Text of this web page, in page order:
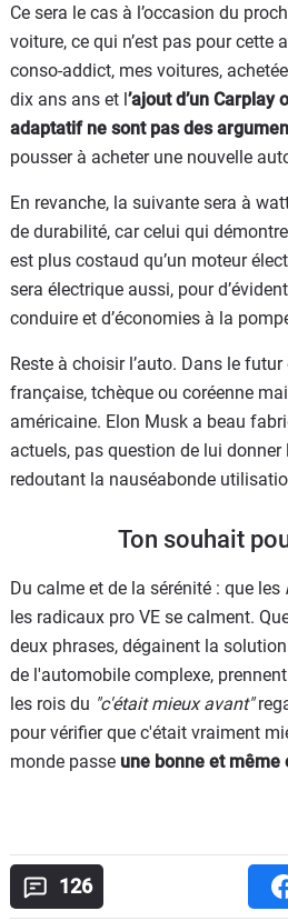
Ce sera le cas à l’occasion du
voiture, ce qui n’est pas pour cette
conso-addict, mes voitures,
dix ans ans et l’ajout d’un Carplay
adaptatif ne sont pas des
pousser à acheter une nouvelle
En revanche, la suivante sera à
de durabilité, car celui qui
est plus costaud qu’un moteur
sera électrique aussi, pour
conduire et d’économies à la
Reste à choisir l’auto. Dans le
française, tchèque ou coréenne
américaine. Elon Musk a beau
actuels, pas question de lui
redoutant la nauséabonde
Ton souhait
Du calme et de la sérénité : que les
les radicaux pro VE se calment.
deux phrases, dégainent la
de l'automobile complexe,
les rois du "c'était mieux avant"
pour vérifier que c'était vraiment
monde passe une bonne et même
126